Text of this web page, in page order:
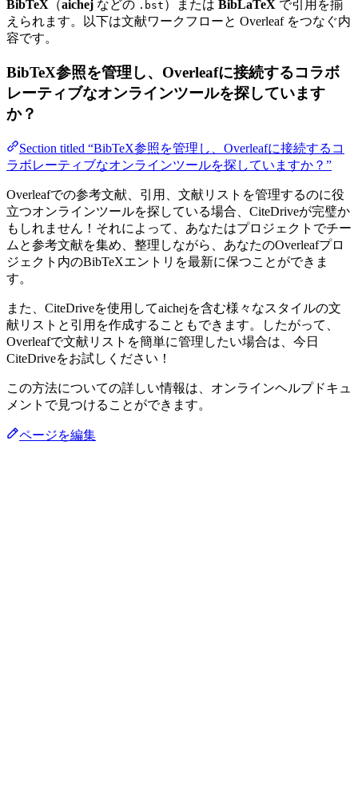
BibTeX （aichej などの .bst ）または BibLaTeX で引用を揃
えられます。以下は文献ワークフローと Overleaf をつなぐ内
容です。
BibTeX参照を管理し、Overleafに接続するコラボ
レーティブなオンラインツールを探しています
か？
Section titled “BibTeX参照を管理し、Overleafに接続するコ
ラボレーティブなオンラインツールを探していますか？”
Overleafでの参考文献、引用、文献リストを管理するのに役
立つオンラインツールを探している場合、CiteDriveが完璧か
もしれません！それによって、あなたはプロジェクトでチー
ムと参考文献を集め、整理しながら、あなたのOverleafプロ
ジェクト内のBibTeXエントリを最新に保つことができま
す。
また、CiteDriveを使用してaichejを含む様々なスタイルの文
献リストと引用を作成することもできます。したがって、
Overleafで文献リストを簡単に管理したい場合は、今日
CiteDriveをお試しください！
この方法についての詳しい情報は、オンラインヘルプドキュ
メントで見つけることができます。
ページを編集